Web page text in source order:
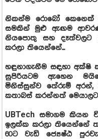
නිකන්ම රොබෝ කෙනෙක්
සමකින් මුළු ඇඟම
නියපොතු සහ දෑත්වලට
කරලා තියෙන්නේ...
හඳුනාගැනීම සඳහා අක්ෂි
සුපිරියටම ඇහෙන
මිනිස්සුන්ව තේරුම් අරන්,
කතාබස් කරන්නත්
UBTech සමාගම කියන
ඉලක්ක කරලා තියෙන්නේ
60ට වැඩි ජ්‍යෙෂ්ඨ